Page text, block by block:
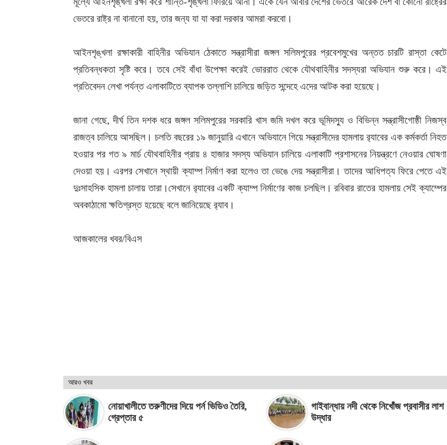
ভেতরে রাষ্ট্র না বানানো হয়, তার জন্য যা যা করা দরকার আমরা করবো।
আইনশৃঙ্খলা রক্ষাকারী বাহিনীর অভিযান ঠেকাতে সন্ত্রাসীরা জঙ্গল সলিমপুরের প্রবেশমুখের অন্তত চারটি রাস্তা কেটে
প্রতিবন্ধকতা সৃষ্টি করে। তবে সেই বাঁধা উপেক্ষা করেই ভোররাত থেকে যৌথবাহিনীর সদস্যরা অভিযান শুরু করে। এই
প্রতিবেদন লেখা পর্যন্ত এলাকাটিতে ব্যাপক তল্লাশি চালিয়ে জড়িত সন্দেহে এদের আটক করা হয়েছে।
জানা গেছে, দীর্ঘ তিন দশক ধরে জঙ্গল সলিমপুরের সরকারি খাস জমি দখল করে ভূমিদস্যু ও বিভিন্ন সন্ত্রাসীগোষ্ঠী নিজস্ব
রাজত্ব চালিয়ে আসছিল। চলতি বছরের ১৯ জানুয়ারি এখানে অভিযানে গিয়ে সন্ত্রাসীদের হামলায় র‌্যাবের এক কর্মকর্তা নিহত
হওয়ার পর গত ৯ মার্চ যৌথবাহিনীর প্রায় ৪ হাজার সদস্য অভিযান চালিয়ে এলাকাটি প্রশাসনের নিয়ন্ত্রণে নেওয়ার ঘোষণা
দেওয়া হয়। এরপর সেখানে স্থায়ী ক্যাম্প নির্মাণ করা হলেও তা ভেঙে দেয় সন্ত্রাসীরা। তাদের আধিপত্য ফিরে পেতে এই
দুঃসাহসিক হামলা চালায় তারা।সেখানে র‌্যাবের একটি ক্যাম্প নির্মাণের কাজ চলছিল। রবিবার রাতের হামলায় সেই ক্যাম্পের
অবকাঠামো ক্ষতিগ্রস্ত হয়েছে বলে জানিয়েছে র‌্যাব।
আজকালের খবর/বিএস
আরও খবর
নোয়াখালীতে তরুণীদের দিয়ে পর্ন ভিডিও তৈরি,
গ্রেপ্তার ৫
গাইবান্ধায় নদী থেকে নিখোঁজ প্রবাসীর লাশ
উদ্ধার